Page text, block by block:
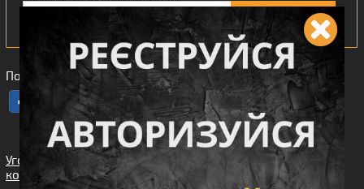
Понравился наш интернет магазин?
Угода
користувача